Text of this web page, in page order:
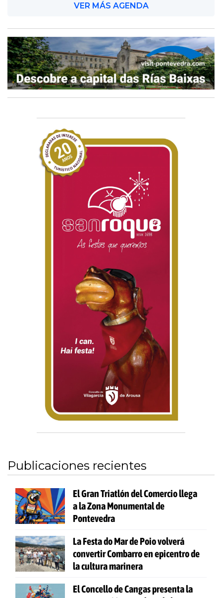
VER MÁS AGENDA
Publicaciones recientes
El Gran Triatlón del Comercio llega
a la Zona Monumental de
Pontevedra
La Festa do Mar de Poio volverá
convertir Combarro en epicentro de
la cultura marinera
El Concello de Cangas presenta la